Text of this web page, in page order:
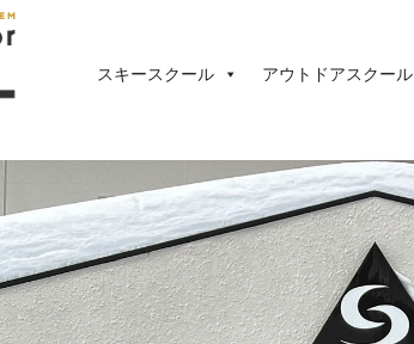
スキースクール アウトドアスクール